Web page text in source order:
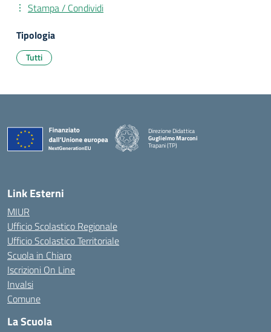
Stampa / Condividi
Tipologia
Tutti
Direzione Didattica
Guglielmo Marconi
Trapani (TP)
Link Esterni
MIUR
Ufficio Scolastico Regionale
Ufficio Scolastico Territoriale
Scuola in Chiaro
Iscrizioni On Line
Invalsi
Comune
La Scuola